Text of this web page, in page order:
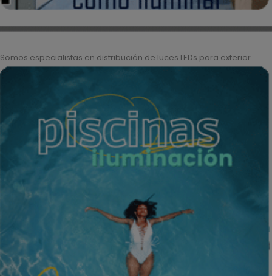
Somos especialistas en distribución de luces LEDs para exterior